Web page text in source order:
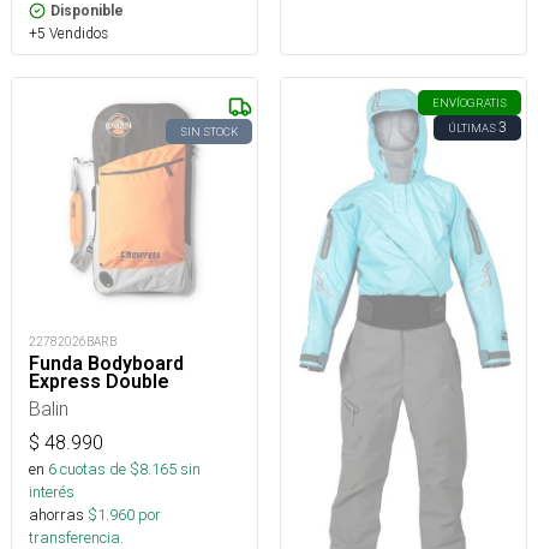
Disponible
+5 Vendidos
SIN STOCK
22782026BARB
Funda Bodyboard
Express Double
Balin
$ 48.990
en 6cuotas de $8.165sin
interés
ahorras $1.960 por
transferencia.
ENVÍOGRATIS
ÚLTIMAS3